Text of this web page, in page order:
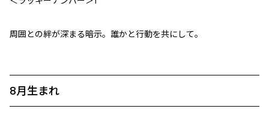
周囲との絆が深まる暗示。誰かと行動を共にして。
8月生まれ